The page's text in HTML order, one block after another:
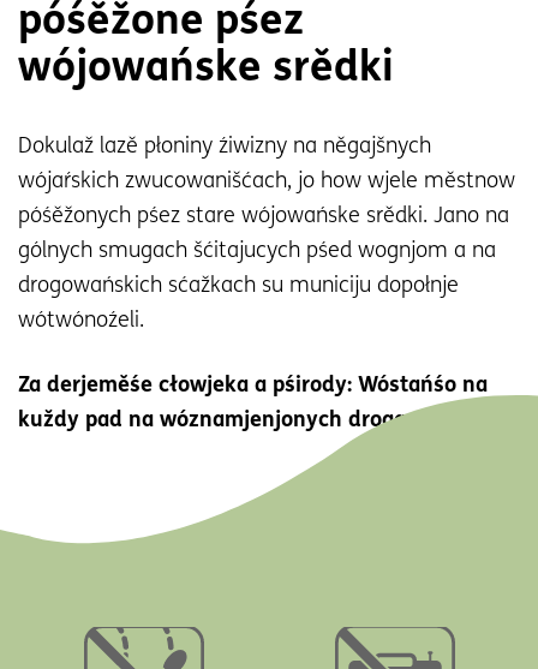
póśěžone pśez
wójowańske srědki
Dokulaž lazě płoniny źiwizny na něgajšnych
wójaŕskich zwucowanišćach, jo how wjele městnow
póśěžonych pśez stare wójowańske srědki. Jano na
gólnych smugach šćitajucych pśed wognjom a na
drogowańskich sćažkach su municiju dopołnje
wótwónoźeli.
Za derjeměśe cłowjeka a pśirody: Wóstańśo na
kuždy pad na wóznamjenjonych drogach.